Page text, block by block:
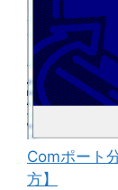
Comポート
方】